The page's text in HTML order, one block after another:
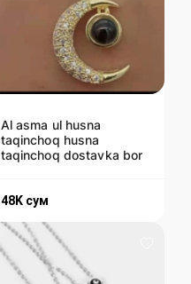
Al asma ul husna
taqinchoq husna
taqinchoq dostavka bor
48K сум